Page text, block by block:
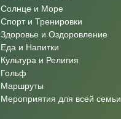
Солнце и Море
Спорт и Тренировки
Здоровье и Оздоровление
Еда и Напитки
Культура и Религия
Гольф
Маршруты
Мероприятия для всей семьи